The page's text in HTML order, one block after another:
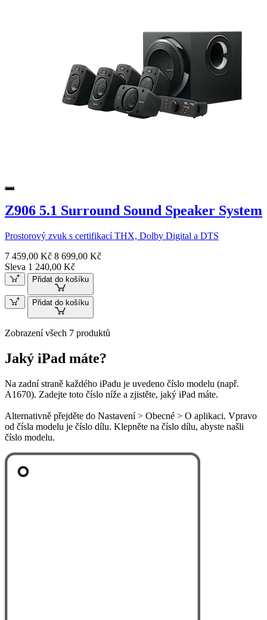
Z906 5.1 Surround Sound Speaker System
Prostorový zvuk s certifikací THX, Dolby Digital a DTS
7 459,00 Kč 8 699,00 Kč
Sleva 1 240,00 Kč
Přidat do košíku
Přidat do košíku
Zobrazení všech 7 produktů
Jaký iPad máte?
Na zadní straně každého iPadu je uvedeno číslo modelu (např.
A1670). Zadejte toto číslo níže a zjistěte, jaký iPad máte.
Alternativně přejděte do Nastavení > Obecné > O aplikaci. Vpravo
od čísla modelu je číslo dílu. Klepněte na číslo dílu, abyste našli
číslo modelu.